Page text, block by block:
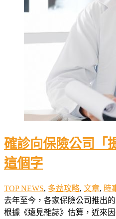
確診向保險公司「
這個字
TOP NEWS, 多益攻略, 文章, 時
去年至今，各家保險公司推出
根據《遠見雜誌》估算，近來